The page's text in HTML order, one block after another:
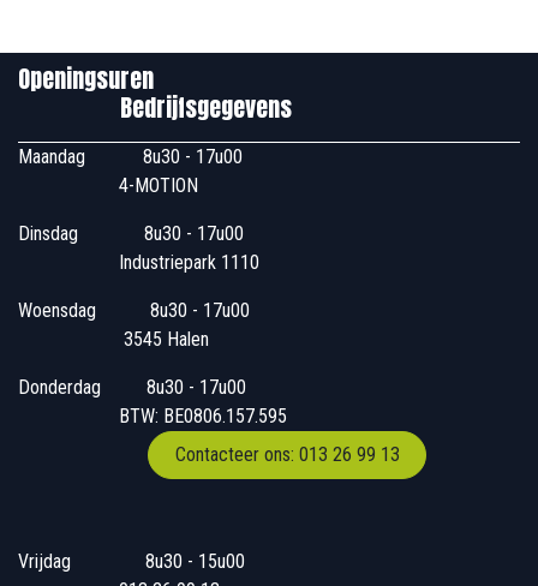
Openingsuren
Bedrijfsgegevens
Maandag
​8u30 - 17u00
4-MOTION
Dinsdag
​8u30 - 17u00
Industriepark 1110
Woensdag
​​​ 8u30 - 17u00
3545 Halen
Donderdag
​​8u30 - 17u00
BTW: BE0806.157.595
Contacteer ons: 013 26 99 13
Vrijdag
​8u30 - 15u00